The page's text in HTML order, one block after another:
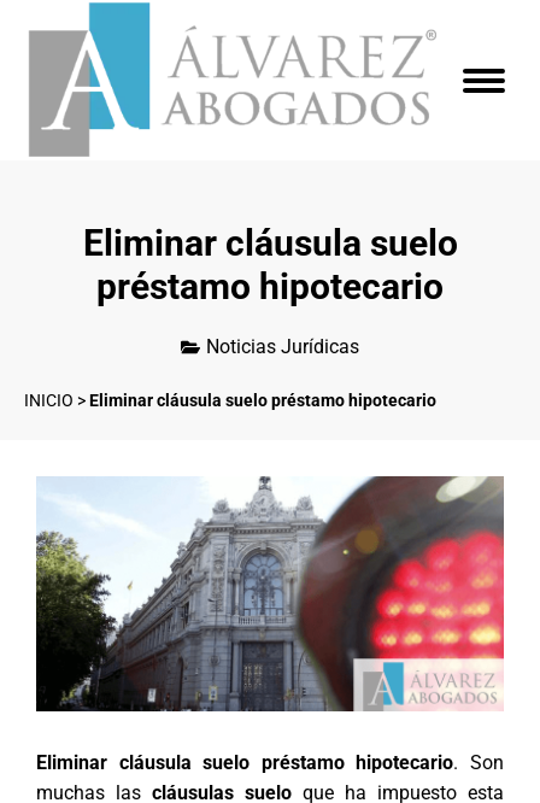
Eliminar cláusula suelo
préstamo hipotecario
Noticias Jurídicas
INICIO >Eliminar cláusula suelo préstamo hipotecario
Eliminar cláusula suelo préstamo hipotecario. Son
muchas las cláusulas suelo que ha impuesto esta